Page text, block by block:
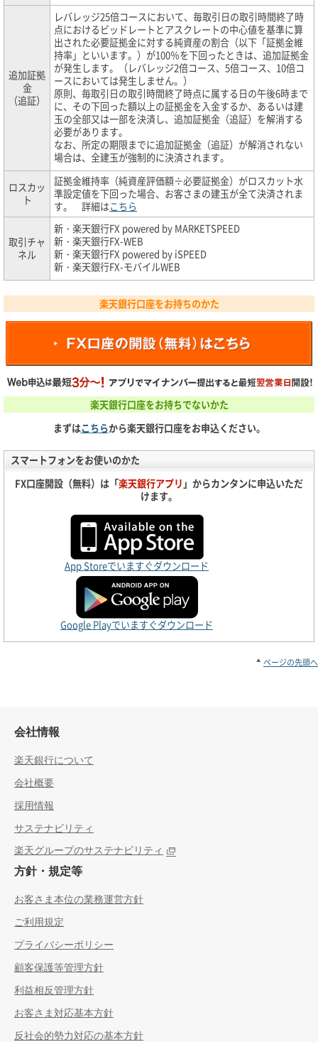
追加証拠
金
（追証）
レバレッジ25倍コースにおいて、毎取引日の取引時間終了時
点におけるビッドレートとアスクレートの中心値を基準に算
出された必要証拠金に対する純資産の割合（以下「証拠金維
持率」といいます。）が100％を下回ったときは、追加証拠金
が発生します。（レバレッジ2倍コース、5倍コース、10倍コ
ースにおいては発生しません。）
原則、毎取引日の取引時間終了時点に属する日の午後6時まで
に、その下回った額以上の証拠金を入金するか、あるいは建
玉の全部又は一部を決済し、追加証拠金（追証）を解消する
必要があります。
なお、所定の期限までに追加証拠金（追証）が解消されない
場合は、全建玉が強制的に決済されます。
ロスカッ
ト
証拠金維持率（純資産評価額÷必要証拠金）がロスカット水
準設定値を下回った場合、お客さまの建玉が全て決済されま
す。 詳細はこちら
取引チャ
ネル
新・楽天銀行FX powered by MARKETSPEED
新・楽天銀行FX-WEB
新・楽天銀行FX powered by iSPEED
新・楽天銀行FX-モバイルWEB
楽天銀行口座をお持ちのかた
楽天銀行口座をお持ちでないかた
まずはこちらから楽天銀行口座をお申込ください。
スマートフォンをお使いのかた
FX口座開設（無料）は「楽天銀行アプリ 」からカンタンに申込いただ
けます。
App Storeでいますぐダウンロード
Google Playでいますぐダウンロード
ページの先頭へ
会社情報
楽天銀行について
会社概要
採用情報
サステナビリティ
楽天グループのサステナビリティ
方針・規定等
お客さま本位の業務運営方針
ご利用規定
プライバシーポリシー
顧客保護等管理方針
利益相反管理方針
お客さま対応基本方針
反社会的勢力対応の基本方針